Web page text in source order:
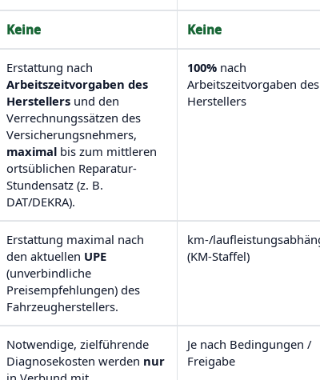
Keine Keine
Erstattung nach
Arbeitszeitvorgaben des
Herstellers und den
Verrechnungssätzen des
Versicherungsnehmers,
maximal bis zum mittleren
ortsüblichen Reparatur-
Stundensatz (z. B.
DAT/DEKRA).
100% nach
Arbeitszeitvorgaben des
Herstellers
Erstattung maximal nach
den aktuellen UPE
(unverbindliche
Preisempfehlungen) des
Fahrzeugherstellers.
km-/
(KM-Staffel)
Notwendige, zielführende
Diagnosekosten werden nur
Je nach Bedingungen /
Freigabe